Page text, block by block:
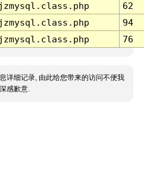
62
94
76
详细记录, 由此给您带来的访问不便我
感歉意.